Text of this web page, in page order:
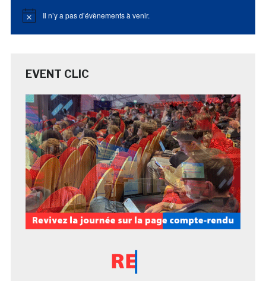
Notice Il n’y a pas d’évènements à venir.
EVENT CLIC